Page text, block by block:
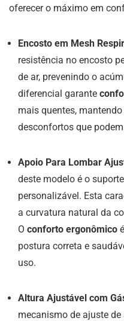
oferecer o máximo em
Encosto em Mesh
resistência no encosto
de ar, prevenindo o
diferencial garante
mais quentes,
desconfortos que
Apoio Para Lombar
deste modelo é o
personalizável. Esta
a curvatura natural da
O conforto ergonômico
postura correta e
uso.
Altura Ajustável com
mecanismo de ajuste